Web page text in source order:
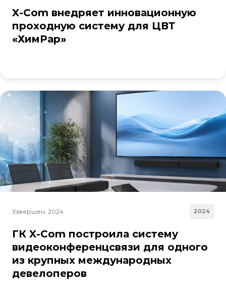
X-Com внедряет инновационную
проходную систему для ЦВТ
«ХимРар»
Завершен: 2024 2024
ГК X-Com построила систему
видеоконференцсвязи для одного
из крупных международных
девелоперов